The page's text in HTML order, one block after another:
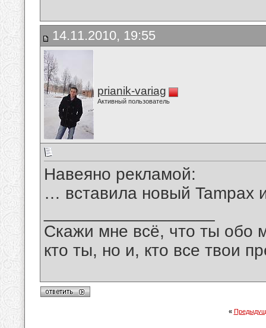
14.11.2010, 19:55
prianik-variag
Активный пользователь
Навеяно рекламой:
… вставила новый Tampax
Скажи мне всё, что ты обо
кто ты, но и, кто все твои
«